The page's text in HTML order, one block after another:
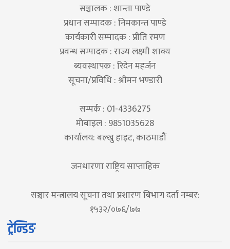
सञ्चालक : शान्ता पाण्डे
प्रधान सम्पादक : निमकान्त पाण्डे
कार्यकारी सम्पादक : प्रीति रमण
प्रवन्ध सम्पादक : राज्य लक्ष्मी शाक्य
ब्यवस्थापक : रिदेन महर्जन
सूचना/प्रविधि : श्रीमन भण्डारी
सम्पर्क : 01-4336275
मोबाइल : 9851035628
कार्यालय: बल्खु हाइट, काठमाडौं
जनधारणा राष्ट्रिय साप्ताहिक
सञ्चार मन्त्रालय सूचना तथा प्रशारण बिभाग दर्ता नम्बर:
१५३२/०७६/७७
ट्रेन्डिङ